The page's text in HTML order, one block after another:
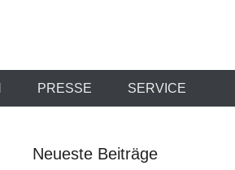
PRESSE SERVICE
Neueste Beiträge